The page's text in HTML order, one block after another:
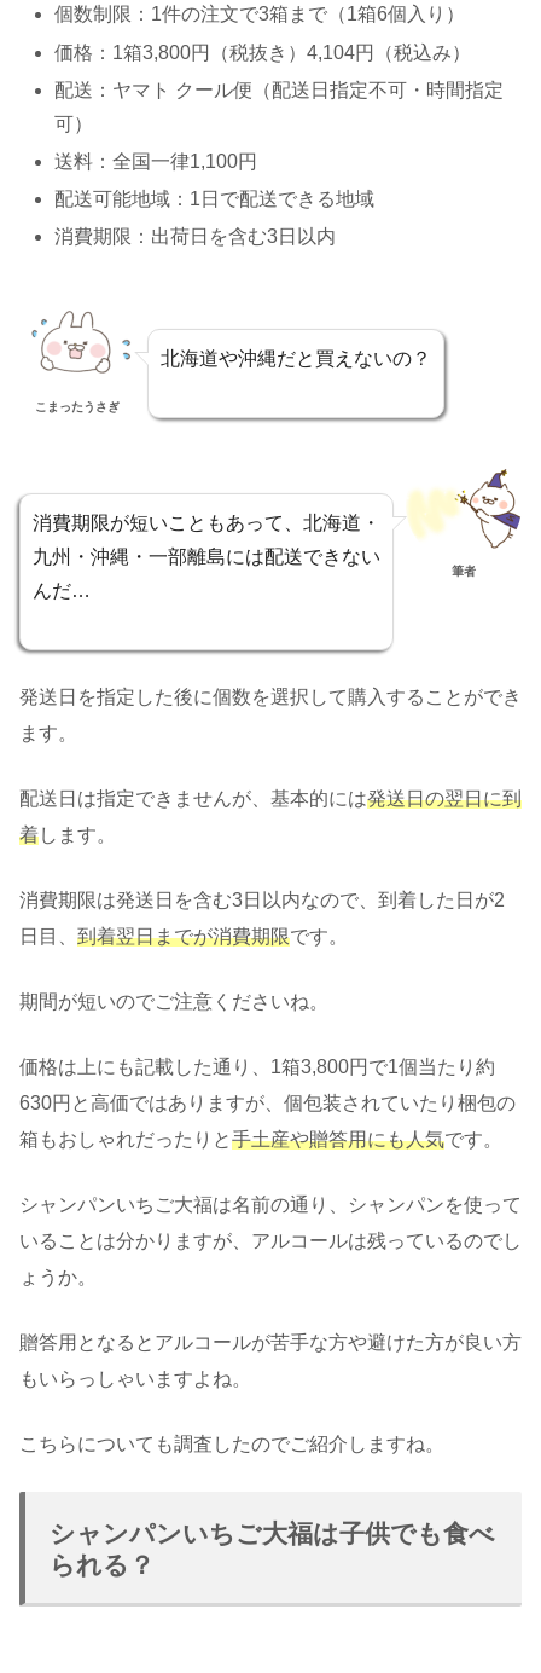
個数制限：1件の注文で3箱まで（1箱6個入り）
価格：1箱3,800円（税抜き）4,104円（税込み）
配送：ヤマト クール便（配送日指定不可・時間指定
可）
送料：全国一律1,100円
配送可能地域：1日で配送できる地域
消費期限：出荷日を含む3日以内
こまったうさぎ
北海道や沖縄だと買えないの？
消費期限が短いこともあって、北海道・
九州・沖縄・一部離島には配送できない
んだ…
筆者
発送日を指定した後に個数を選択して購入することができ
ます。
配送日は指定できませんが、基本的には発送日の翌日に到
着します。
消費期限は発送日を含む3日以内なので、到着した日が2
日目、 到着翌日までが消費期限です。
期間が短いのでご注意くださいね。
価格は上にも記載した通り、1箱3,800円で1個当たり約
630円と高価ではありますが、個包装されていたり梱包の
箱もおしゃれだったりと手土産や贈答用にも人気です。
シャンパンいちご大福は名前の通り、シャンパンを使って
いることは分かりますが、アルコールは残っているのでし
ょうか。
贈答用となるとアルコールが苦手な方や避けた方が良い方
もいらっしゃいますよね。
こちらについても調査したのでご紹介しますね。
シャンパンいちご大福は子供でも食べ
られる？